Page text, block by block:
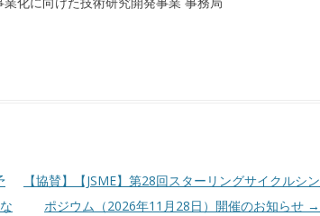
【協賛】【JSME】第28回スターリングサイクルシン
ポジウム（2026年11月28日）開催のお知らせ →